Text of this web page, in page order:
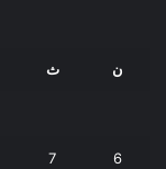
ن ث
6
7